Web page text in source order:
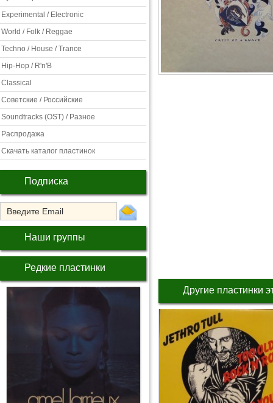
Experimental / Electronic
World / Folk / Reggae
Techno / House / Trance
Hip-Hop / R'n'B
Classical
Советские / Российские
Soundtracks (OST) / Разное
Распродажа
Скачать каталог пластинок
Подписка
Наши группы
Редкие пластинки
Другие пластинки